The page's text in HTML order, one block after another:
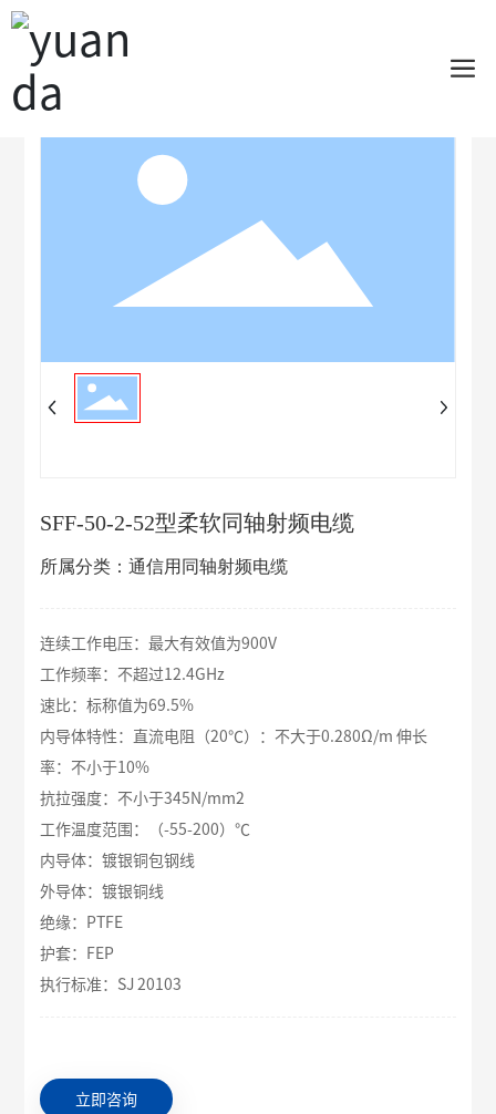
SFF-50-2-52型柔软同轴射频电缆
所属分类：通信用同轴射频电缆
连续工作电压：最大有效值为900V
工作频率：不超过12.4GHz
速比：标称值为69.5%
内导体特性：直流电阻（20℃）：不大于0.280Ω/m 伸长
率：不小于10%
抗拉强度：不小于345N/mm2
工作温度范围：（-55-200）℃
内导体：镀银铜包钢线
外导体：镀银铜线
绝缘：PTFE
护套：FEP
执行标准：SJ 20103
立即咨询